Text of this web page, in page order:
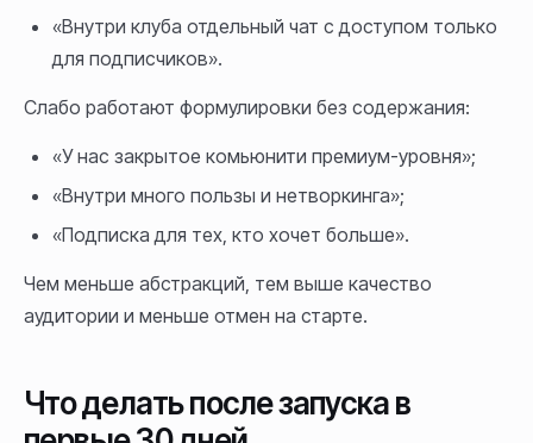
«Внутри клуба отдельный чат с доступом только
для подписчиков».
Слабо работают формулировки без содержания:
«У нас закрытое комьюнити премиум-уровня»;
«Внутри много пользы и нетворкинга»;
«Подписка для тех, кто хочет больше».
Чем меньше абстракций, тем выше качество
аудитории и меньше отмен на старте.
Что делать после запуска в